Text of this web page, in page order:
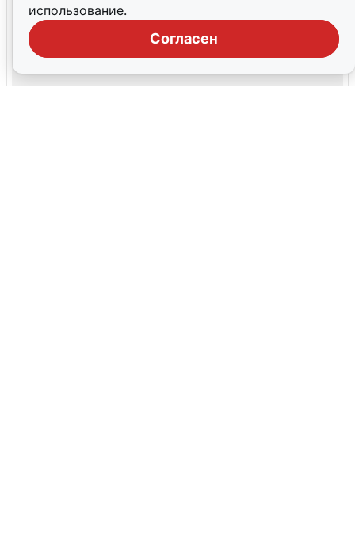
использование.
Согласен